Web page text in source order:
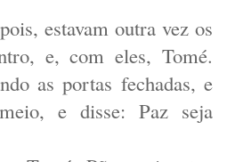
estavam outra vez os
e, com eles, Tomé.
as portas fechadas, e
e disse: Paz seja